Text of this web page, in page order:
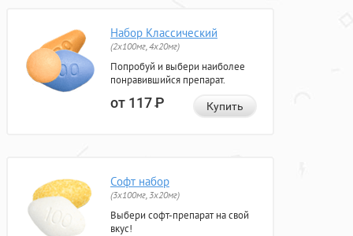
Набор Классический
(2x100мг, 4x20мг)
Попробуй и выбери наиболее
понравившийся препарат.
от 117Р Купить
Софт набор
(3x100мг, 3x20мг)
Выбери софт-препарат на свой
вкус!